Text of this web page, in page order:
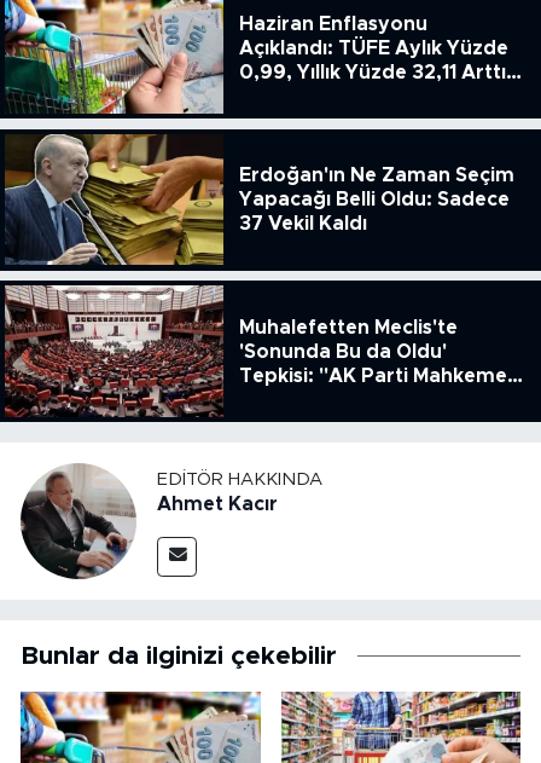
Haziran Enflasyonu
Açıklandı: TÜFE Aylık Yüzde
0,99, Yıllık Yüzde 32,11 Arttı,
51.49
Erdoğan'ın Ne Zaman Seçim
Yapacağı Belli Oldu: Sadece
37 Vekil Kaldı
Muhalefetten Meclis'te
'Sonunda Bu da Oldu'
Tepkisi: "AK Parti Mahkeme
Kanun Çıkardı"
EDITÖR HAKKINDA
Ahmet Kacır
Bunlar da ilginizi çekebilir